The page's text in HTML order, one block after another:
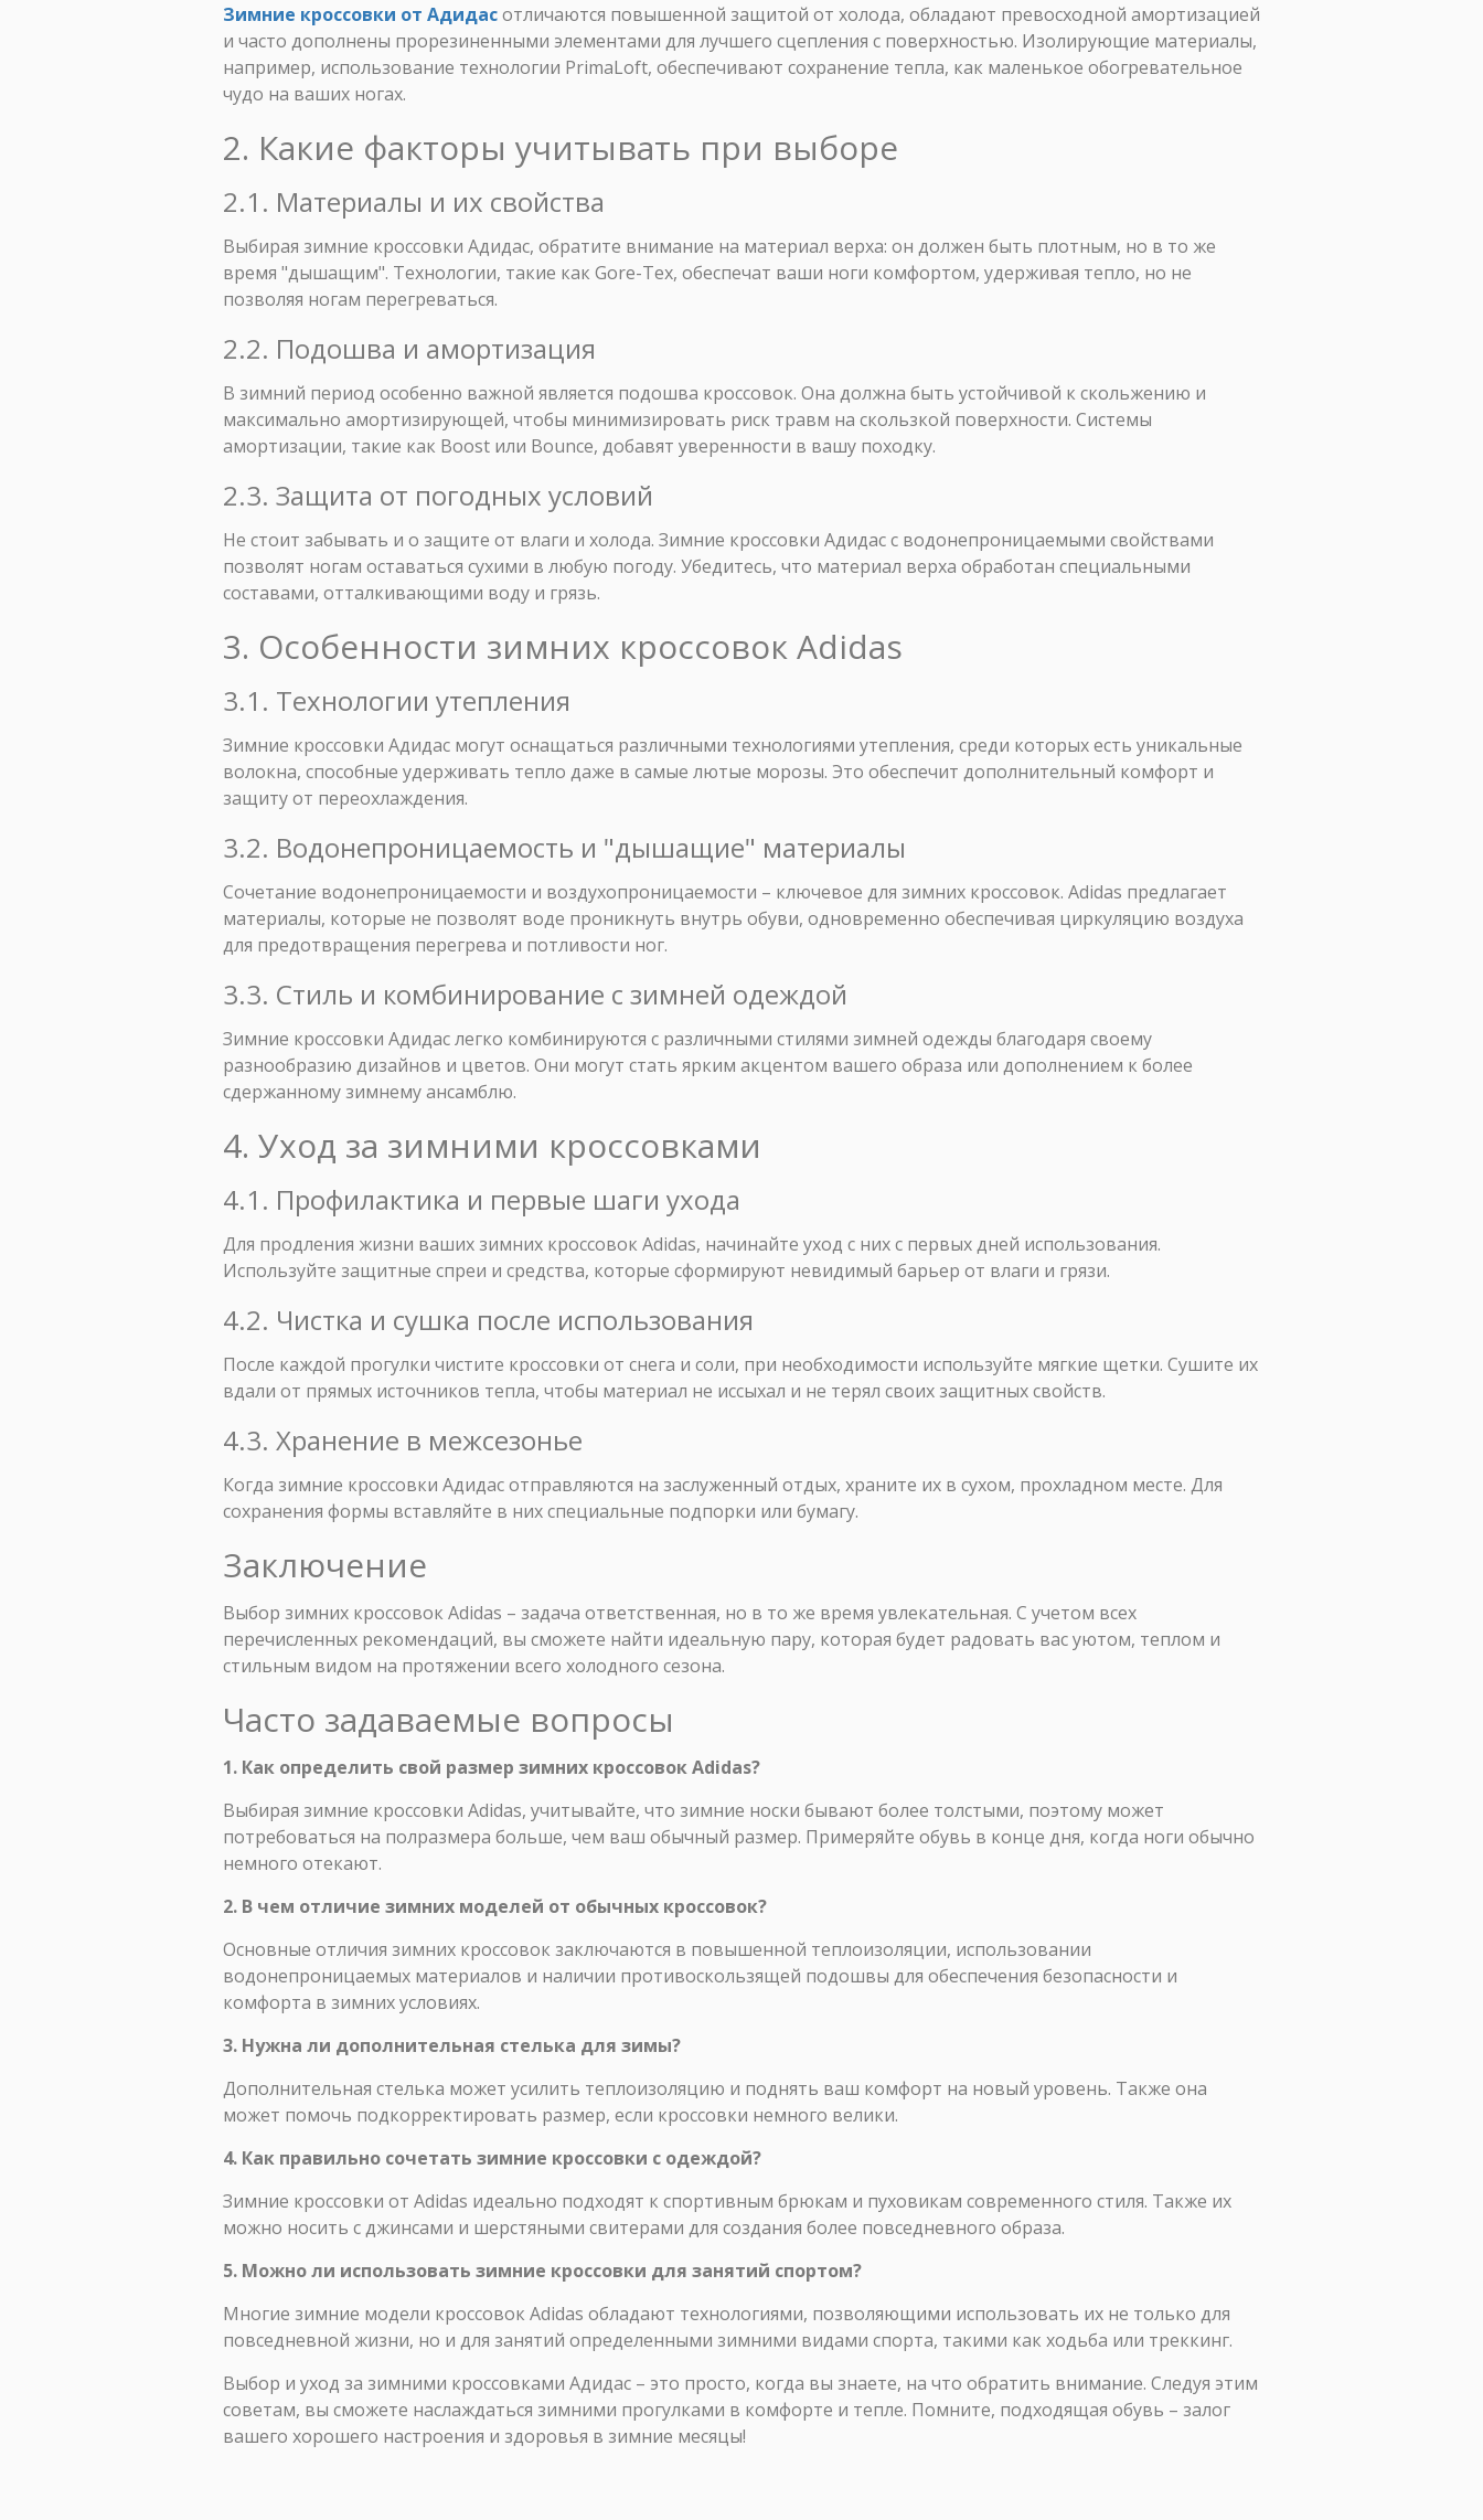
Зимние кроссовки от Адидасотличаются повышенной защитой от холода, обладают превосходной амортизацией
и часто дополнены прорезиненными элементами для лучшего сцепления с поверхностью. Изолирующие материалы,
например, использование технологии PrimaLoft, обеспечивают сохранение тепла, как маленькое обогревательное
чудо на ваших ногах.
2. Какие факторы учитывать при выборе
2.1. Материалы и их свойства
Выбирая зимние кроссовки Адидас, обратите внимание на материал верха: он должен быть плотным, но в то же
время "дышащим". Технологии, такие как Gore-Tex, обеспечат ваши ноги комфортом, удерживая тепло, но не
позволяя ногам перегреваться.
2.2. Подошва и амортизация
В зимний период особенно важной является подошва кроссовок. Она должна быть устойчивой к скольжению и
максимально амортизирующей, чтобы минимизировать риск травм на скользкой поверхности. Системы
амортизации, такие как Boost или Bounce, добавят уверенности в вашу походку.
2.3. Защита от погодных условий
Не стоит забывать и о защите от влаги и холода. Зимние кроссовки Адидас с водонепроницаемыми свойствами
позволят ногам оставаться сухими в любую погоду. Убедитесь, что материал верха обработан специальными
составами, отталкивающими воду и грязь.
3. Особенности зимних кроссовок Adidas
3.1. Технологии утепления
Зимние кроссовки Адидас могут оснащаться различными технологиями утепления, среди которых есть уникальные
волокна, способные удерживать тепло даже в самые лютые морозы. Это обеспечит дополнительный комфорт и
защиту от переохлаждения.
3.2. Водонепроницаемость и "дышащие" материалы
Сочетание водонепроницаемости и воздухопроницаемости – ключевое для зимних кроссовок. Adidas предлагает
материалы, которые не позволят воде проникнуть внутрь обуви, одновременно обеспечивая циркуляцию воздуха
для предотвращения перегрева и потливости ног.
3.3. Стиль и комбинирование с зимней одеждой
Зимние кроссовки Адидас легко комбинируются с различными стилями зимней одежды благодаря своему
разнообразию дизайнов и цветов. Они могут стать ярким акцентом вашего образа или дополнением к более
сдержанному зимнему ансамблю.
4. Уход за зимними кроссовками
4.1. Профилактика и первые шаги ухода
Для продления жизни ваших зимних кроссовок Adidas, начинайте уход с них с первых дней использования.
Используйте защитные спреи и средства, которые сформируют невидимый барьер от влаги и грязи.
4.2. Чистка и сушка после использования
После каждой прогулки чистите кроссовки от снега и соли, при необходимости используйте мягкие щетки. Сушите их
вдали от прямых источников тепла, чтобы материал не иссыхал и не терял своих защитных свойств.
4.3. Хранение в межсезонье
Когда зимние кроссовки Адидас отправляются на заслуженный отдых, храните их в сухом, прохладном месте. Для
сохранения формы вставляйте в них специальные подпорки или бумагу.
Заключение
Выбор зимних кроссовок Adidas – задача ответственная, но в то же время увлекательная. С учетом всех
перечисленных рекомендаций, вы сможете найти идеальную пару, которая будет радовать вас уютом, теплом и
стильным видом на протяжении всего холодного сезона.
Часто задаваемые вопросы
1. Как определить свой размер зимних кроссовок Adidas?
Выбирая зимние кроссовки Adidas, учитывайте, что зимние носки бывают более толстыми, поэтому может
потребоваться на полразмера больше, чем ваш обычный размер. Примеряйте обувь в конце дня, когда ноги обычно
немного отекают.
2. В чем отличие зимних моделей от обычных кроссовок?
Основные отличия зимних кроссовок заключаются в повышенной теплоизоляции, использовании
водонепроницаемых материалов и наличии противоскользящей подошвы для обеспечения безопасности и
комфорта в зимних условиях.
3. Нужна ли дополнительная стелька для зимы?
Дополнительная стелька может усилить теплоизоляцию и поднять ваш комфорт на новый уровень. Также она
может помочь подкорректировать размер, если кроссовки немного велики.
4. Как правильно сочетать зимние кроссовки с одеждой?
Зимние кроссовки от Adidas идеально подходят к спортивным брюкам и пуховикам современного стиля. Также их
можно носить с джинсами и шерстяными свитерами для создания более повседневного образа.
5. Можно ли использовать зимние кроссовки для занятий спортом?
Многие зимние модели кроссовок Adidas обладают технологиями, позволяющими использовать их не только для
повседневной жизни, но и для занятий определенными зимними видами спорта, такими как ходьба или треккинг.
Выбор и уход за зимними кроссовками Адидас – это просто, когда вы знаете, на что обратить внимание. Следуя этим
советам, вы сможете наслаждаться зимними прогулками в комфорте и тепле. Помните, подходящая обувь – залог
вашего хорошего настроения и здоровья в зимние месяцы!